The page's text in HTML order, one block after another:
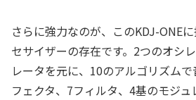
さらに強力なのが、このKDJ-ONE
セサイザーの存在です。2つのオシ
レータを元に、10のアルゴリズム
フェクタ、7フィルタ、4基のモジ